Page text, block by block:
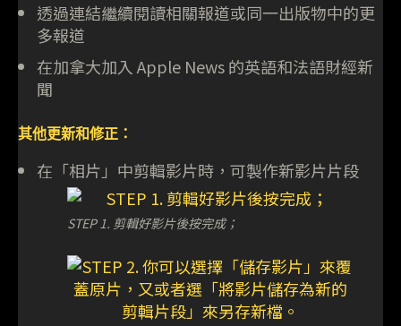
透過連結繼續閱讀相關報道或同一出版物中的更
多報道
在加拿大加入 Apple News 的英語和法語財經新
聞
其他更新和修正：
在「相片」中剪輯影片時，可製作新影片片段
STEP 1. 剪輯好影片後按完成；